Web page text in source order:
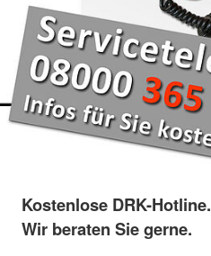
Kostenlose DRK-Hotline.
Wir beraten Sie gerne.